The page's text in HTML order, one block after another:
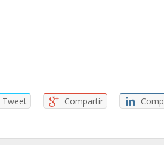
Tweet Compartir